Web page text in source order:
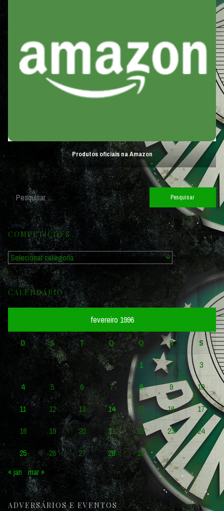
Produtos oficiais na Amazon
Pesquisar
por:
COMPETIÇÕES
Competições
CALENDÁRIO
fevereiro 1996
D S T Q Q S
S
1
2
3
4
5 6 7 8 9
10
11
12 13 14 15 16
17
18
19 20 21 22 23
24
25
26 27 28
29
« jan mar »
ADVERSÁRIOS E EVENTOS